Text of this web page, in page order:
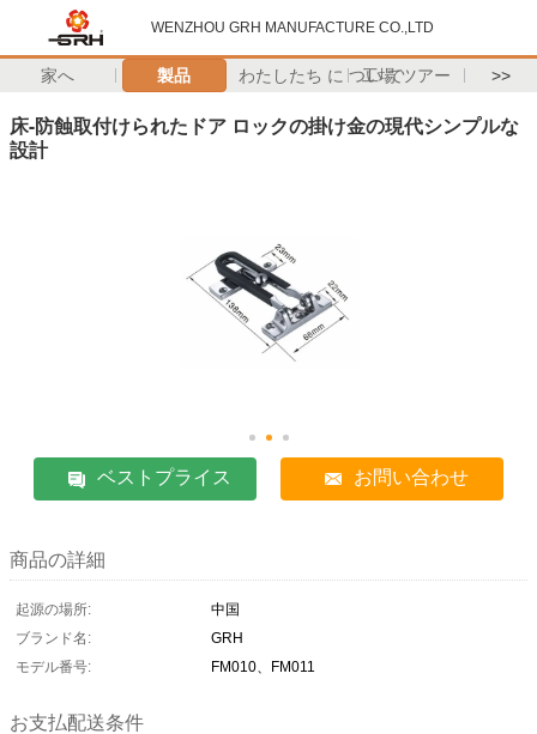
WENZHOU GRH MANUFACTURE CO.,LTD
家へ 製品 わたしたち に つい て工場 ツアー >>
床-防蝕取付けられたドア ロックの掛け金の現代シンプルな
設計
ベストプライス お問い合わせ
商品の詳細
起源の場所:
中国
ブランド名:
GRH
モデル番号:
FM010、FM011
お支払配送条件